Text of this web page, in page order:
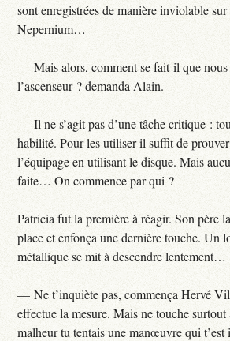
sont enregistrées de manière inviolable
Nepernium…
— Mais alors, comment se fait-il que nous
l’ascenseur ? demanda Alain.
— Il ne s’agit pas d’une tâche critique :
habilité. Pour les utiliser il suffit de
l’équipage en utilisant le disque. Mais
faite… On commence par qui ?
Patricia fut la première à réagir. Son père
place et enfonça une dernière touche. Un
métallique se mit à descendre lentement…
— Ne t’inquiète pas, commença Hervé
effectue la mesure. Mais ne touche
malheur tu tentais une manœuvre qui